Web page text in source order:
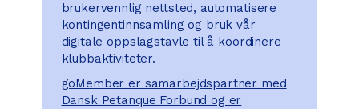
brukervennlig nettsted, automatisere
kontingentinnsamling og bruk vår
digitale oppslagstavle til å koordinere
klubbaktiviteter.
goMember er samarbejdspartner med
Dansk Petanque Forbund og er